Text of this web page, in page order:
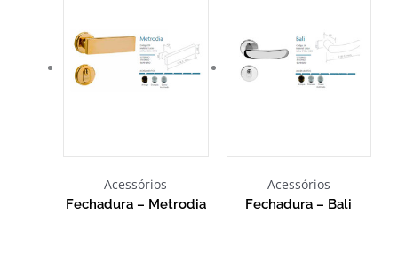
Acessórios
Fechadura – Metrodia
Acessórios
Fechadura – Bali